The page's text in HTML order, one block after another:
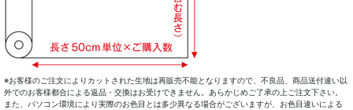
※お客様のご注文によりカットされた生地は再販売不能となりますので、不良品、商品送付違い以
外でのお客様都合による返品・交換はお受けできません。あらかじめご了承の上ご注文下さい。
また、パソコン環境により実際のお色目とは多少異なる場合がございますが、お色目違いによる